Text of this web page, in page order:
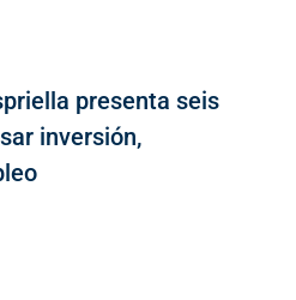
presenta seis
inversión,